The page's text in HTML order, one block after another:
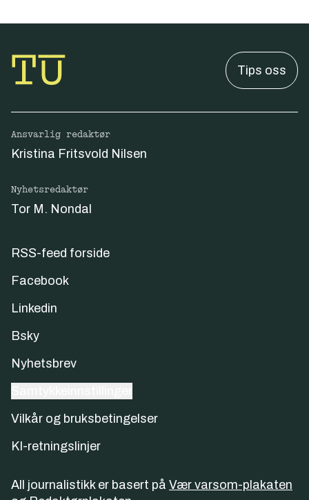
Tips oss
Ansvarlig redaktør
Kristina Fritsvold Nilsen
Nyhetsredaktør
Tor M. Nondal
RSS-feed forside
Facebook
Linkedin
Bsky
Nyhetsbrev
Vilkår og bruksbetingelser
KI-retningslinjer
All journalistikk er basert på Vær varsom-plakaten